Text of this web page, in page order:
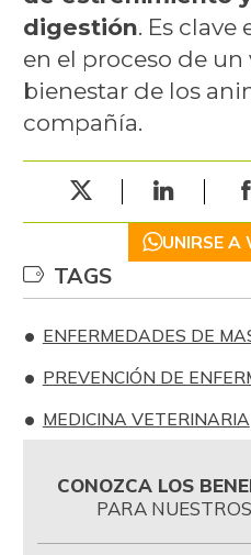
digestión. Es
en el proceso de
bienestar de los
compañía.
UNIRSE A
TAGS
ENFERMEDADES DE
PREVENCIÓN DE
MEDICINA VETERINARIA
CONOZCA LOS
PARA